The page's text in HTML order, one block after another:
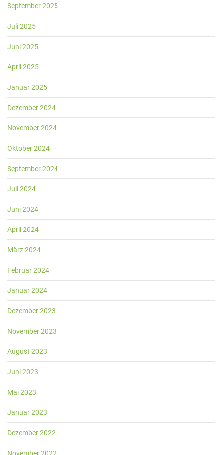
September 2025
Juli 2025
Juni 2025
April 2025
Januar 2025
Dezember 2024
November 2024
Oktober 2024
September 2024
Juli 2024
Juni 2024
April 2024
März 2024
Februar 2024
Januar 2024
Dezember 2023
November 2023
August 2023
Juni 2023
Mai 2023
Januar 2023
Dezember 2022
November 2022